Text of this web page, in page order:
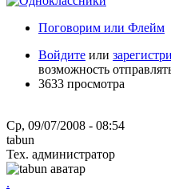
Поговорим или Флейм
Войдите или
возможность
3633 просмотра
Ср, 09/07/2008 - 08:54
tabun
Тех. администратор
.